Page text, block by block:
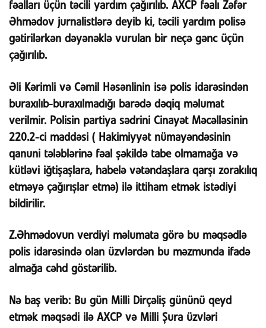
fəalları üçün təcili yardım çağırılıb. AXCP fəalı Zəfər
Əhmədov jurnalistlərə deyib ki, təcili yardım polisə
gətirilərkən dəyənəklə vurulan bir neçə gənc üçün
çağırılıb.
Əli Kərimli və Cəmil Həsənlinin isə polis idarəsindən
buraxılıb-buraxılmadığı barədə dəqiq məlumat
verilmir. Polisin partiya sədrini Cinayət Məcəlləsinin
220.2-ci maddəsi ( Hakimiyyət nümayəndəsinin
qanuni tələblərinə fəal şəkildə tabe olmamağa və
kütləvi iğtişaşlara, habelə vətəndaşlara qarşı zorakılıq
etməyə çağırışlar etmə) ilə ittiham etmək istədiyi
bildirilir.
Z.Əhmədovun verdiyi məlumata görə bu məqsədlə
polis idarəsində olan üzvlərdən bu məzmunda ifadə
almağa cəhd göstərilib.
Nə baş verib: Bu gün Milli Dirçəliş gününü qeyd
etmək məqsədi ilə AXCP və Milli Şura üzvləri